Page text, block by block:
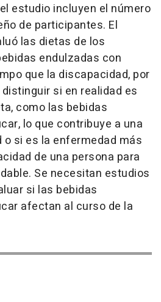
estudio incluyen el número
de participantes. El
las dietas de los
endulzadas con
que la discapacidad, por
si en realidad es
como las bebidas
lo que contribuye a una
si es la enfermedad más
de una persona para
Se necesitan estudios
si las bebidas
afectan al curso de la